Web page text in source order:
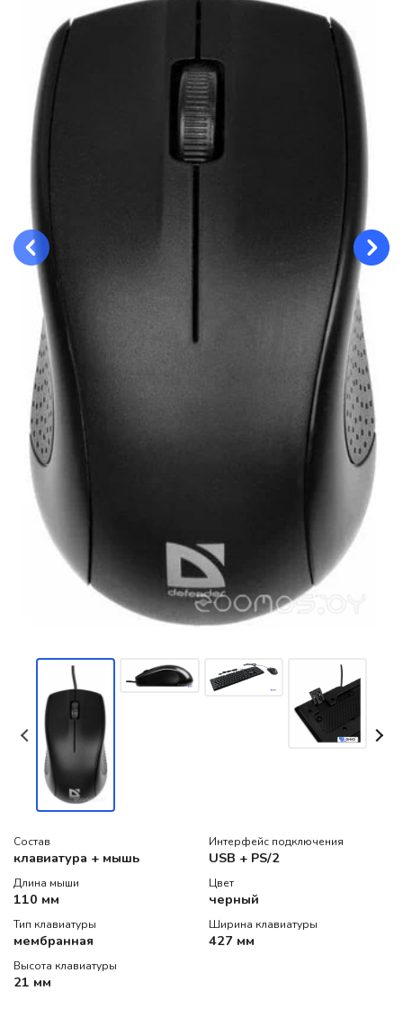
Состав
клавиатура + мышь
Интерфейс подключения
USB + PS/2
Длина мыши
110 мм
Цвет
черный
Тип клавиатуры
мембранная
Ширина клавиатуры
427 мм
Высота клавиатуры
21 мм